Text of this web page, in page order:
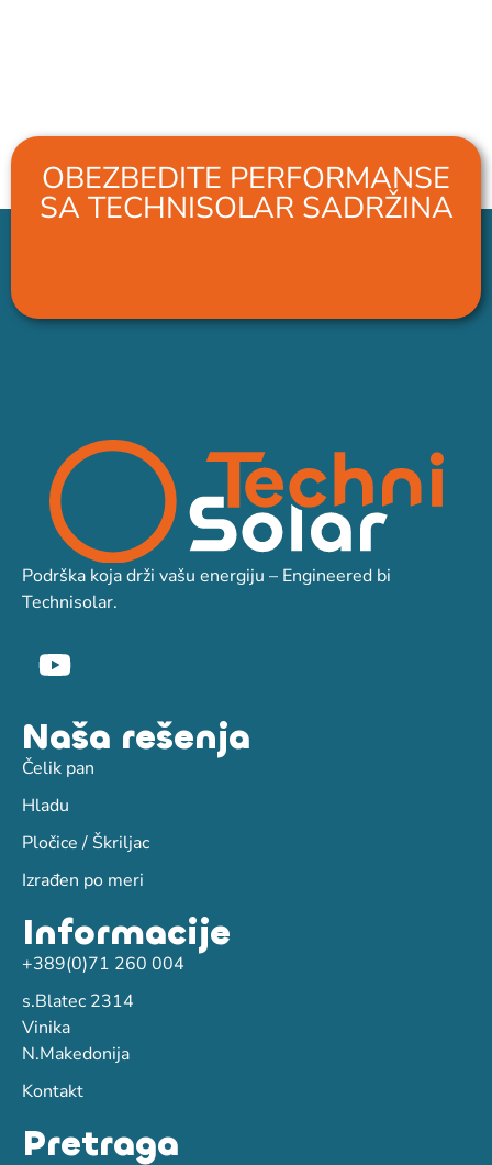
OBEZBEDITE PERFORMANSE
SA TECHNISOLAR SADRŽINA
Podrška koja drži vašu energiju – Engineered bi
Technisolar.
Naša rešenja
Čelik pan
Hladu
Pločice / Škriljac
Izrađen po meri
Informacije
+389(0)71 260 004
s.Blatec 2314
Vinika
N.Makedonija
Kontakt
Pretraga